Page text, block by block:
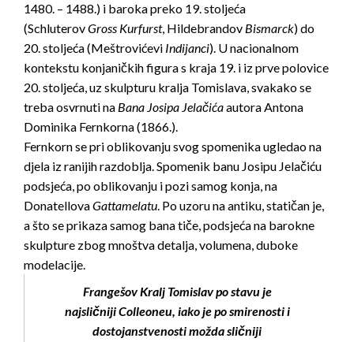
1480. – 1488.) i baroka preko 19. stoljeća
(SchluterovGross Kurfurst, Hildebrandov Bismarck) do
20. stoljeća (Meštrovićevi Indijanci). U nacionalnom
kontekstu konjaničkih figura s kraja 19. i iz prve polovice
20. stoljeća, uz skulpturu kralja Tomislava, svakako se
treba osvrnuti na Bana Josipa Jelačićaautora Antona
Dominika Fernkorna (1866.).
Fernkorn se pri oblikovanju svog spomenika ugledao na
djela iz ranijih razdoblja. Spomenik banu Josipu Jelačiću
podsjeća, po oblikovanju i pozi samog konja, na
DonatellovaGattamelatu. Po uzoru na antiku, statičan je,
a što se prikaza samog bana tiče, podsjeća na barokne
skulpture zbog mnoštva detalja, volumena, duboke
modelacije.
Frangešov Kralj Tomislav po stavu je
najsličniji Colleoneu, iako je po smirenosti i
dostojanstvenosti možda sličniji